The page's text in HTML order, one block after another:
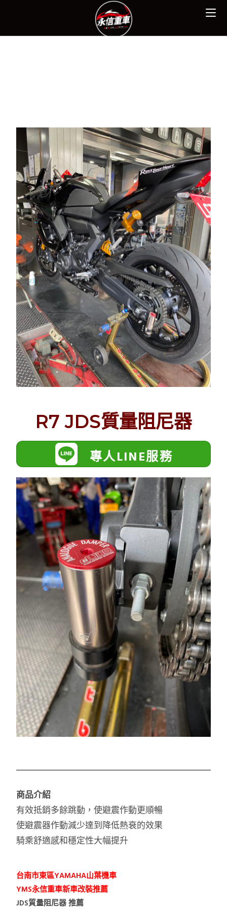
R7 JDS質量阻尼器
專人LINE服務
商品介紹
有效抵銷多餘跳動，使避震作動更順暢
使避震器作動減少達到降低熱衰的效果
騎乘舒適感和穩定性大幅提升
台南市東區YAMAHA山葉機車
YMS永信重車新車改裝推薦
JDS質量阻尼器 推薦